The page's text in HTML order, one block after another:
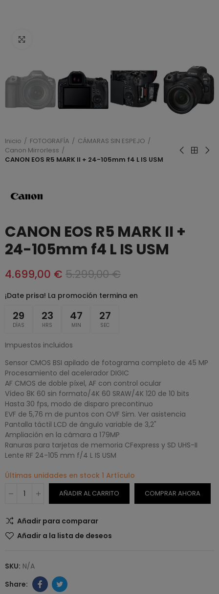
Inicio FOTOGRAFÍA
CÁMARAS SIN ESPEJO
Canon Mirrorless
CANON EOS R5 MARK II + 24-105mm f4 L IS USM
CANON EOS R5 MARK II +
24-105mm f4 L IS USM
4.699,00 € 5.299,00 €
¡Date prisa! La promoción termina en
29
DÍAS
23
HRS
47
MIN
27
SEC
Impuestos incluidos
Sensor CMOS BSI apilado de fotograma completo de 45 MP
Procesamiento del acelerador DIGIC
AF CMOS de doble píxel, AF con control ocular
Vídeo 8K 60 sin formato/4K 60 SRAW/4K 120 de 10 bits
Hasta 30 fps, modo de disparo precontinuo
EVF de 5,76 m de puntos con OVF Sim. Ver asistencia
Pantalla táctil LCD de ángulo variable de 3,2"
Ampliación en la cámara a 179MP
Ranuras para tarjetas de memoria CFexpress y SD UHS-II
Lente RF 24-105 mm f/4 L IS USM
Últimas unidades en stock 1 Artículo
AÑADIR AL CARRITO COMPRAR AHORA
Añadir para comparar
Añadir a la lista de deseos
SKU: N/A